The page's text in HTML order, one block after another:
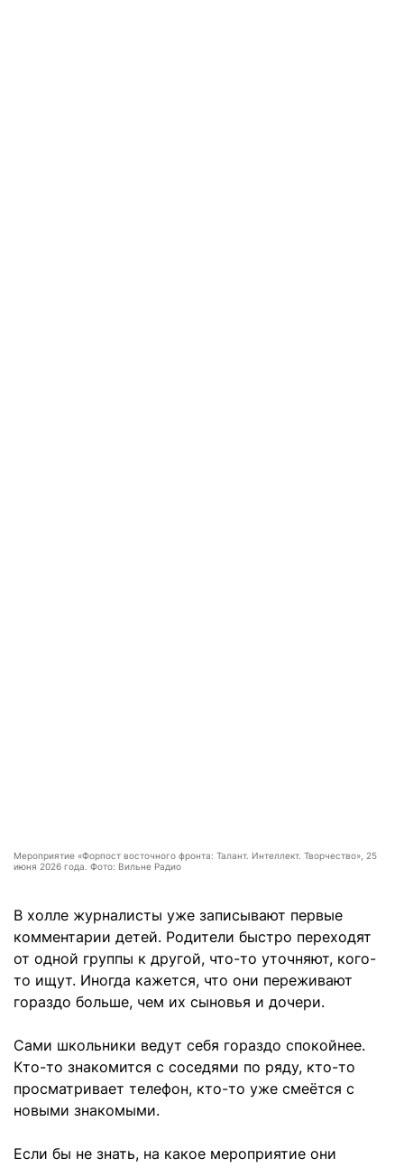
Мероприятие «Форпост восточного фронта: Талант. Интеллект. Творчество», 25
июня 2026 года. Фото: Вильне Радио
В холле журналисты уже записывают первые
комментарии детей. Родители быстро переходят
от одной группы к другой, что-то уточняют, кого-
то ищут. Иногда кажется, что они переживают
гораздо больше, чем их сыновья и дочери.
Сами школьники ведут себя гораздо спокойнее.
Кто-то знакомится с соседями по ряду, кто-то
просматривает телефон, кто-то уже смеётся с
новыми знакомыми.
Если бы не знать, на какое мероприятие они